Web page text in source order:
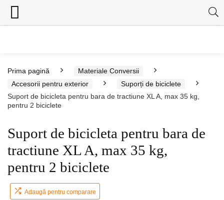
Prima pagină
Materiale Conversii
Accesorii pentru exterior
Suporți de biciclete
Suport de bicicleta pentru bara de tractiune XL A, max 35 kg,
pentru 2 biciclete
Suport de bicicleta pentru bara de
tractiune XL A, max 35 kg,
pentru 2 biciclete
Adaugă pentru comparare